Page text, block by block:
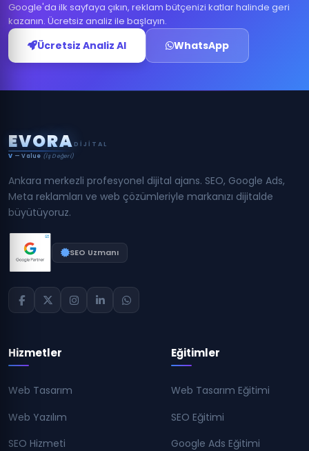
Google'da ilk sayfaya çıkın, reklam bütçenizi katlar halinde geri
kazanın. Ücretsiz analiz ile başlayın.
Ücretsiz Analiz Al WhatsApp
EVORA DIJITAL
V — Value (İş Değeri)
Ankara merkezli profesyonel dijital ajans. SEO, Google Ads,
Meta reklamları ve web çözümleriyle markanızı dijitalde
büyütüyoruz.
SEO Uzmanı
Hizmetler
Web Tasarım
Web Yazılım
SEO Hizmeti
Eğitimler
Web Tasarım Eğitimi
SEO Eğitimi
Google Ads Eğitimi